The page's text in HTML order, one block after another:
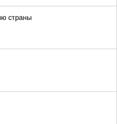
страны